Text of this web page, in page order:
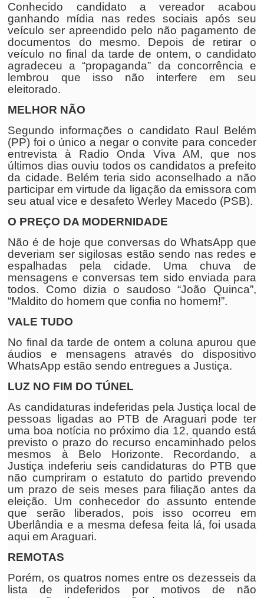
Conhecido candidato a vereador acabou
ganhando mídia nas redes sociais após seu
veículo ser apreendido pelo não pagamento de
documentos do mesmo. Depois de retirar o
veículo no final da tarde de ontem, o candidato
agradeceu a “propaganda” da concorrência e
lembrou que isso não interfere em seu
eleitorado.
MELHOR NÃO
Segundo informações o candidato Raul Belém
(PP) foi o único a negar o convite para conceder
entrevista à Radio Onda Viva AM, que nos
últimos dias ouviu todos os candidatos a prefeito
da cidade. Belém teria sido aconselhado a não
participar em virtude da ligação da emissora com
seu atual vice e desafeto Werley Macedo (PSB).
O PREÇO DA MODERNIDADE
Não é de hoje que conversas do WhatsApp que
deveriam ser sigilosas estão sendo nas redes e
espalhadas pela cidade. Uma chuva de
mensagens e conversas tem sido enviada para
todos. Como dizia o saudoso “João Quinca”,
“Maldito do homem que confia no homem!”.
VALE TUDO
No final da tarde de ontem a coluna apurou que
áudios e mensagens através do dispositivo
WhatsApp estão sendo entregues a Justiça.
LUZ NO FIM DO TÚNEL
As candidaturas indeferidas pela Justiça local de
pessoas ligadas ao PTB de Araguari pode ter
uma boa notícia no próximo dia 12, quando está
previsto o prazo do recurso encaminhado pelos
mesmos à Belo Horizonte. Recordando, a
Justiça indeferiu seis candidaturas do PTB que
não cumpriram o estatuto do partido prevendo
um prazo de seis meses para filiação antes da
eleição. Um conhecedor do assunto entende
que serão liberados, pois isso ocorreu em
Uberlândia e a mesma defesa feita lá, foi usada
aqui em Araguari.
REMOTAS
Porém, os quatros nomes entre os dezesseis da
lista de indeferidos por motivos de não